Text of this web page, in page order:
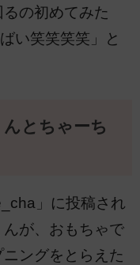
の初めてみた
い笑笑笑笑」と
とちゃーち
」に投稿され
が、おもちゃで
ングをとらえた